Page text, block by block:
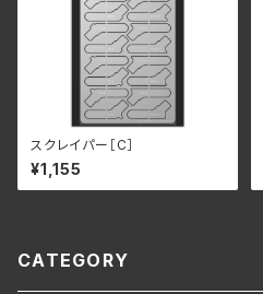
スクレイパー［C］
¥1,155
CATEGORY